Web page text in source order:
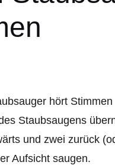
Staubsaugens
und zwei zurück
Aufsicht saugen.